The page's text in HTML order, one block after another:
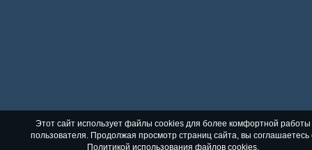
Этот сайт использует файлы cookies для более комфортной работы
пользователя. Продолжая просмотр страниц сайта, вы соглашаетесь
Политикой использования файлов cookies